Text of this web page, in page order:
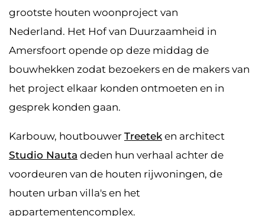
grootste houten woonproject van
Nederland. Het Hof van Duurzaamheid in
Amersfoort opende op deze middag de
bouwhekken zodat bezoekers en de makers van
het project elkaar konden ontmoeten en in
gesprek konden gaan.
Karbouw, houtbouwer Treetek en architect
Studio Nauta deden hun verhaal achter de
voordeuren van de houten rijwoningen, de
houten urban villa's en het
appartementencomplex.